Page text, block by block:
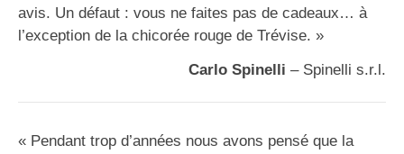
avis. Un défaut : vous ne faites pas de cadeaux… à
l’exception de la chicorée rouge de Trévise. »
Carlo Spinelli – Spinelli s.r.l.
« Pendant trop d’années nous avons pensé que la